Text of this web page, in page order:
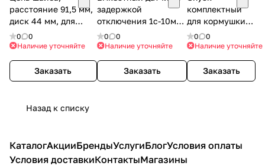
расстояние 91,5 мм,
диск 44 мм, для
системы 60 мм
0
0
Наличие уточняйте
Заказать
задержкой
отключения 1с-10мин
Typ VC 12 RT
0
0
Наличие уточняйте
Заказать
комплектный
для кормушки
TUBE-O-MAT VI+
0
0
Наличие уточняйте
Заказать
Назад к списку
КаталогАкцииБрендыУслугиБлогУсловия оплаты
Условия доставкиКонтактыМагазины